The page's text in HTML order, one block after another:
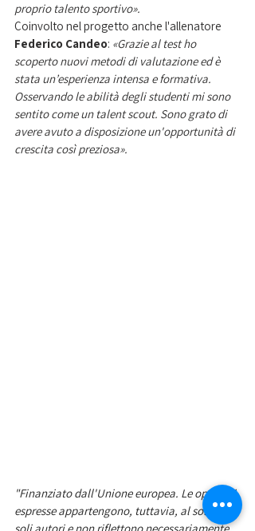
proprio talento sportivo».
Coinvolto nel progetto anche l'allenatore
Federico Candeo: «Grazie al test ho
scoperto nuovi metodi di valutazione ed è
stata un’esperienza intensa e formativa.
Osservando le abilità degli studenti mi sono
sentito come un talent scout. Sono grato di
avere avuto a disposizione un'opportunità di
crescita così preziosa».
"Finanziato dall'Unione europea. Le opinioni
espresse appartengono, tuttavia, al solo o ai